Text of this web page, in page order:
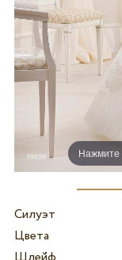
Нажмите
Силуэт
Цвета